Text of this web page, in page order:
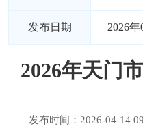
发布日期 2026年
2026年天门
发布时间：2026-04-14